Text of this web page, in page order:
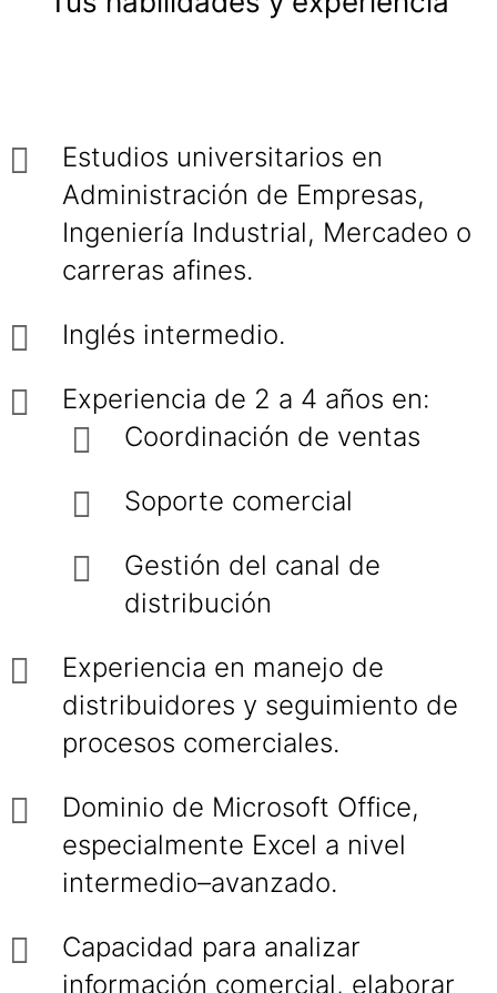
Estudios universitarios en
Administración de Empresas,
Ingeniería Industrial, Mercadeo o
carreras afines.
Inglés intermedio.
Experiencia de 2 a 4 años en:
Coordinación de ventas
Soporte comercial
Gestión del canal de
distribución
Experiencia en manejo de
distribuidores y seguimiento de
procesos comerciales.
Dominio de Microsoft Office,
especialmente Excel a nivel
intermedio–avanzado.
Capacidad para analizar
información comercial, elaborar